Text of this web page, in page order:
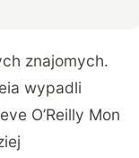
znajomych.
wypadli
O’Reilly Mon